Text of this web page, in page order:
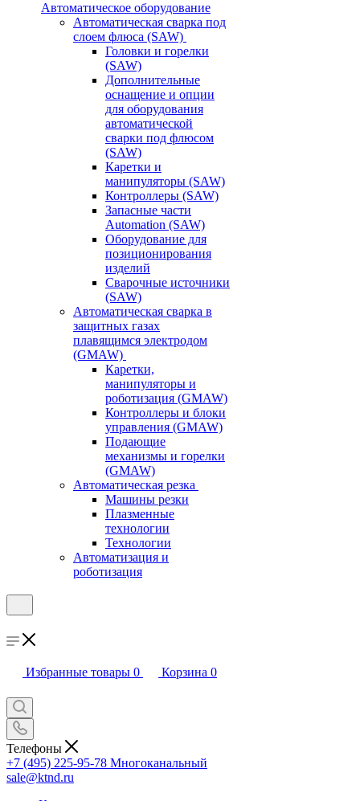
Автоматическое оборудование
Автоматическая сварка под
слоем флюса (SAW)
Головки и горелки
(SAW)
Дополнительные
оснащение и опции
для оборудования
автоматической
сварки под флюсом
(SAW)
Каретки и
манипуляторы (SAW)
Контроллеры (SAW)
Запасные части
Automation (SAW)
Оборудование для
позиционирования
изделий
Сварочные источники
(SAW)
Автоматическая сварка в
защитных газах
плавящимся электродом
(GMAW)
Каретки,
манипуляторы и
роботизация (GMAW)
Контроллеры и блоки
управления (GMAW)
Подающие
механизмы и горелки
(GMAW)
Автоматическая резка
Машины резки
Плазменные
технологии
Технологии
Автоматизация и
роботизация
Избранные товары 0 Корзина 0
Телефоны
+7 (495) 225-95-78 Многоканальный
sale@ktnd.ru